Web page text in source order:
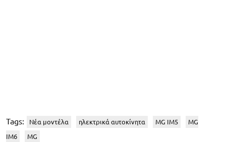
Tags: Νέα μοντέλα ηλεκτρικά αυτοκίνητα MG IM5 MG
IM6 MG